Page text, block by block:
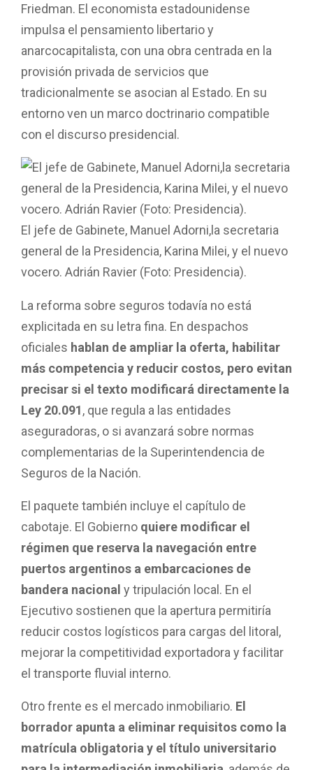
Friedman. El economista estadounidense
impulsa el pensamiento libertario y
anarcocapitalista, con una obra centrada en la
provisión privada de servicios que
tradicionalmente se asocian al Estado. En su
entorno ven un marco doctrinario compatible
con el discurso presidencial.
El jefe de Gabinete, Manuel Adorni,la secretaria
general de la Presidencia, Karina Milei, y el nuevo
vocero. Adrián Ravier (Foto: Presidencia).
La reforma sobre seguros todavía no está
explicitada en su letra fina. En despachos
oficiales hablan de ampliar la oferta, habilitar
más competencia y reducir costos, pero evitan
precisar si el texto modificará directamente la
Ley 20.091, que regula a las entidades
aseguradoras, o si avanzará sobre normas
complementarias de la Superintendencia de
Seguros de la Nación.
El paquete también incluye el capítulo de
cabotaje. El Gobierno quiere modificar el
régimen que reserva la navegación entre
puertos argentinos a embarcaciones de
bandera nacional y tripulación local. En el
Ejecutivo sostienen que la apertura permitiría
reducir costos logísticos para cargas del litoral,
mejorar la competitividad exportadora y facilitar
el transporte fluvial interno.
Otro frente es el mercado inmobiliario. El
borrador apunta a eliminar requisitos como la
matrícula obligatoria y el título universitario